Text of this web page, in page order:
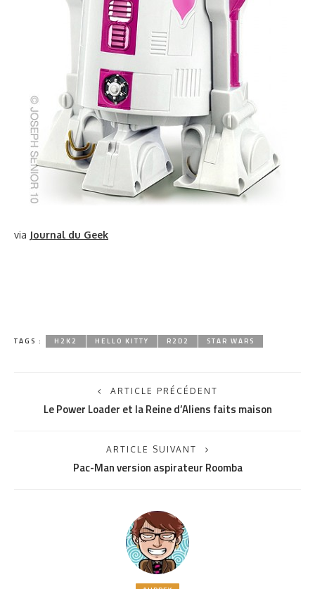
via Journal du Geek
TAGS : H2K2 HELLO KITTY R2D2 STAR WARS
ARTICLE PRÉCÉDENT
Le Power Loader et la Reine d’Aliens faits maison
ARTICLE SUIVANT
Pac-Man version aspirateur Roomba